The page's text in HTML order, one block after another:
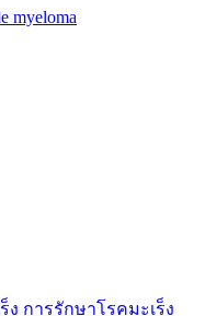
myeloma
ง การรักษาโรคมะเร็ง